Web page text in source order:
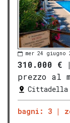
mer 24 giugno
310.000 €
prezzo al
Cittadella
bagni: 3